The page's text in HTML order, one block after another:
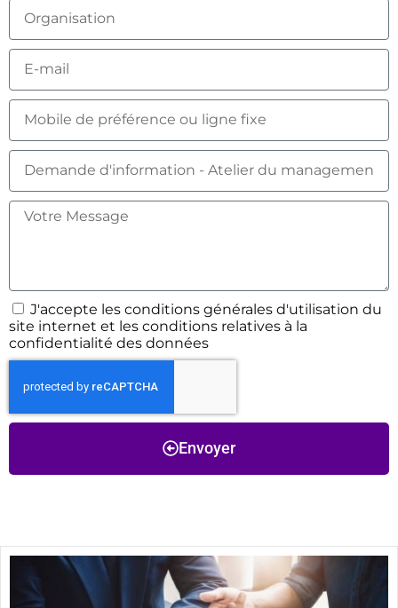
J'accepte les conditions générales d'utilisation du
site internet et les conditions relatives à la
confidentialité des données
Envoyer